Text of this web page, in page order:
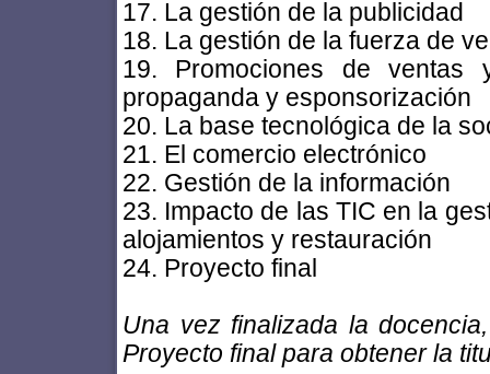
17. La gestión de la publicidad
18. La gestión de la fuerza de
19. Promociones de ventas
propaganda y esponsorización
20. La base tecnológica de la
21. El comercio electrónico
22. Gestión de la información
23. Impacto de las TIC en la
alojamientos y restauración
24. Proyecto final
Una vez finalizada la
Proyecto final para obtener la